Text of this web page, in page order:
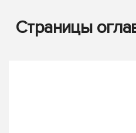
Страницы